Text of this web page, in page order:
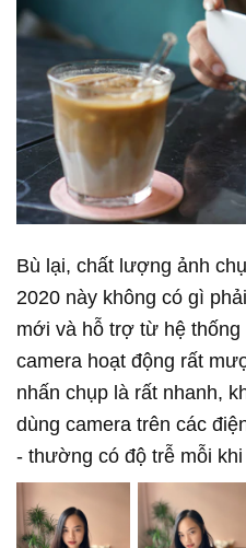
Bù lại, chất lượng ảnh
2020 này không có gì
mới và hỗ trợ từ hệ
camera hoạt động rất
nhấn chụp là rất nhanh,
dùng camera trên các
- thường có độ trễ mỗi